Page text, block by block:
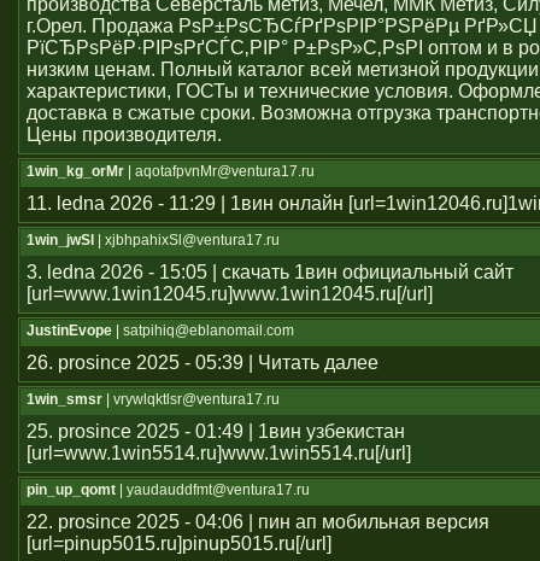
производства Северсталь метиз, Мечел, ММК Метиз,
г.Орел. Продажа РѕР±РѕСЂСѓРґРѕРІР°РЅРёРµ РґР»СЏ
РїСЂРѕРёР·РІРѕРґСЃС‚РІР° Р±РѕР»С‚РѕРІ оптом и в
низким ценам. Полный каталог всей метизной
характеристики, ГОСТы и технические условия.
доставка в сжатые сроки. Возможна отгрузка
Цены производителя.
1win_kg_orMr | aqotafpvnMr@ventura17.ru
11. ledna 2026 - 11:29 | 1вин онлайн
1win_jwSl | xjbhpahixSl@ventura17.ru
3. ledna 2026 - 15:05 | скачать 1вин официальный сайт
[url=www.1win12045.ru]www.1win12045.ru[/url]
JustinEvope | satpihiq@eblanomail.com
26. prosince 2025 - 05:39 | Читать далее
1win_smsr | vrywlqktlsr@ventura17.ru
25. prosince 2025 - 01:49 | 1вин узбекистан
[url=www.1win5514.ru]www.1win5514.ru[/url]
pin_up_qomt | yaudauddfmt@ventura17.ru
22. prosince 2025 - 04:06 | пин ап мобильная версия
[url=pinup5015.ru]pinup5015.ru[/url]